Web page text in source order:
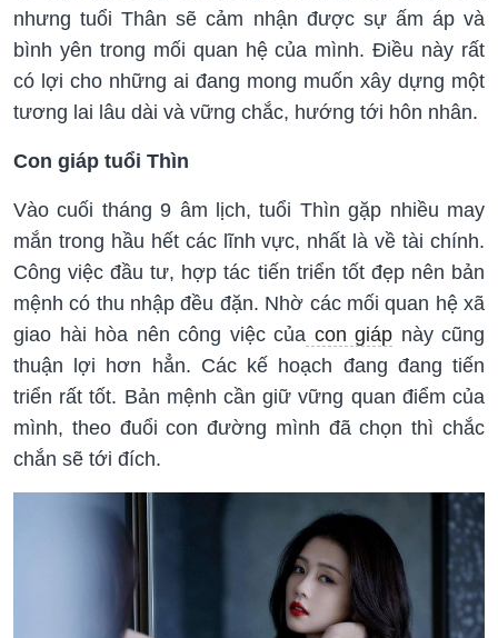
nhưng tuổi Thân sẽ cảm nhận được sự ấm áp và
bình yên trong mối quan hệ của mình. Điều này rất
có lợi cho những ai đang mong muốn xây dựng một
tương lai lâu dài và vững chắc, hướng tới hôn nhân.
Con giáp tuổi Thìn
Vào cuối tháng 9 âm lịch, tuổi Thìn gặp nhiều may
mắn trong hầu hết các lĩnh vực, nhất là về tài chính.
Công việc đầu tư, hợp tác tiến triển tốt đẹp nên bản
mệnh có thu nhập đều đặn. Nhờ các mối quan hệ xã
giao hài hòa nên công việc của con giáp này cũng
thuận lợi hơn hẳn. Các kế hoạch đang đang tiến
triển rất tốt. Bản mệnh cần giữ vững quan điểm của
mình, theo đuổi con đường mình đã chọn thì chắc
chắn sẽ tới đích.